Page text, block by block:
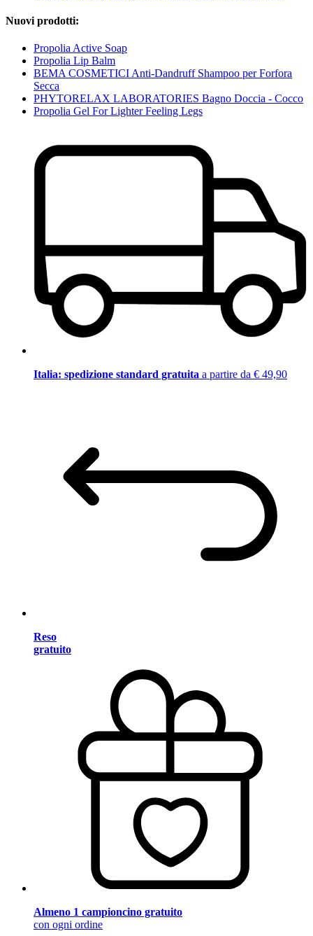
Nuovi prodotti:
Propolia Active Soap
Propolia Lip Balm
BEMA COSMETICI Anti-Dandruff Shampoo per Forfora
Secca
PHYTORELAX LABORATORIES Bagno Doccia - Cocco
Propolia Gel For Lighter Feeling Legs
Italia: spedizione standard gratuita a partire da € 49,90
Reso
gratuito
Almeno 1 campioncino gratuito
con ogni ordine